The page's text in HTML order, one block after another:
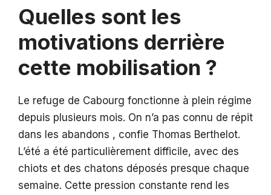
Quelles sont les
motivations derrière
cette mobilisation ?
Le refuge de Cabourg fonctionne à plein régime
depuis plusieurs mois. On n’a pas connu de répit
dans les abandons , confie Thomas Berthelot.
L’été a été particulièrement difficile, avec des
chiots et des chatons déposés presque chaque
semaine. Cette pression constante rend les